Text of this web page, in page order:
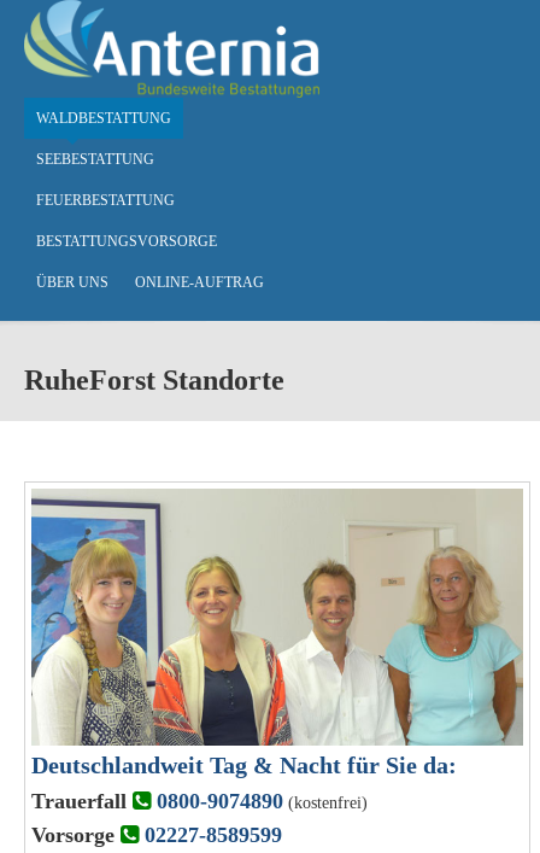
Skip to main content
WALDBESTATTUNG
SEEBESTATTUNG
FEUERBESTATTUNG
BESTATTUNGSVORSORGE
ÜBER UNS ONLINE-AUFTRAG
RuheForst Standorte
Deutschlandweit Tag & Nacht für Sie da:
Trauerfall 0800-9074890 (kostenfrei)
Vorsorge 02227-8589599